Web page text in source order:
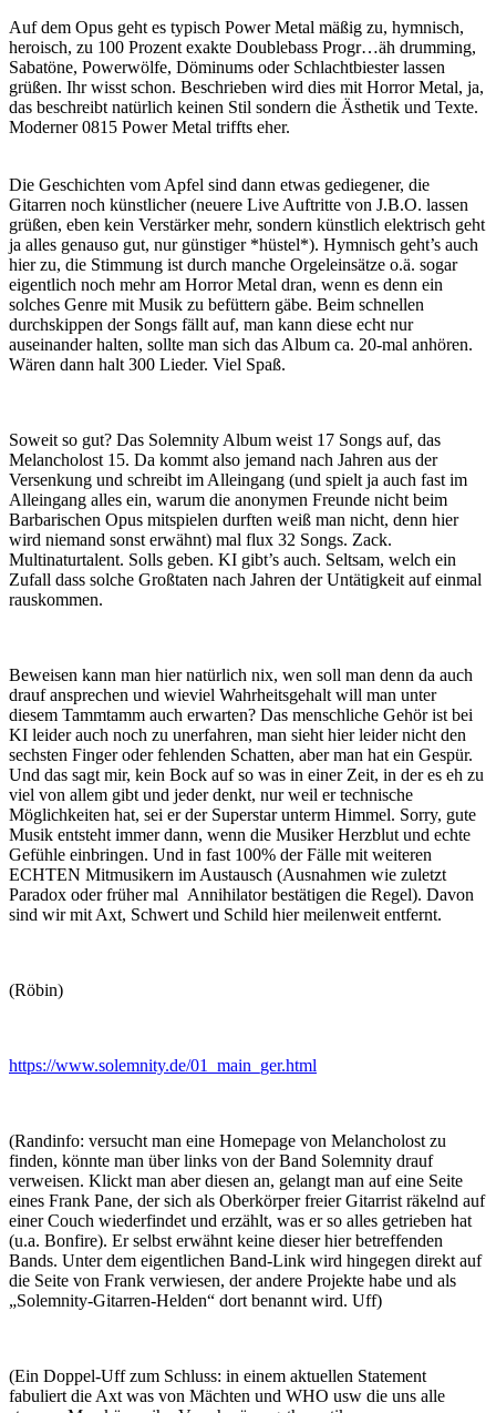
Auf dem Opus geht es typisch Power Metal mäßig zu, hymnisch,
heroisch, zu 100 Prozent exakte Doublebass Progr…äh drumming,
Sabatöne, Powerwölfe, Döminums oder Schlachtbiester lassen
grüßen. Ihr wisst schon. Beschrieben wird dies mit Horror Metal, ja,
das beschreibt natürlich keinen Stil sondern die Ästhetik und Texte.
Moderner 0815 Power Metal triffts eher.
Die Geschichten vom Apfel sind dann etwas gediegener, die
Gitarren noch künstlicher (neuere Live Auftritte von J.B.O. lassen
grüßen, eben kein Verstärker mehr, sondern künstlich elektrisch geht
ja alles genauso gut, nur günstiger *hüstel*). Hymnisch geht’s auch
hier zu, die Stimmung ist durch manche Orgeleinsätze o.ä. sogar
eigentlich noch mehr am Horror Metal dran, wenn es denn ein
solches Genre mit Musik zu befüttern gäbe. Beim schnellen
durchskippen der Songs fällt auf, man kann diese echt nur
auseinander halten, sollte man sich das Album ca. 20-mal anhören.
Wären dann halt 300 Lieder. Viel Spaß.
Soweit so gut? Das Solemnity Album weist 17 Songs auf, das
Melancholost 15. Da kommt also jemand nach Jahren aus der
Versenkung und schreibt im Alleingang (und spielt ja auch fast im
Alleingang alles ein, warum die anonymen Freunde nicht beim
Barbarischen Opus mitspielen durften weiß man nicht, denn hier
wird niemand sonst erwähnt) mal flux 32 Songs. Zack.
Multinaturtalent. Solls geben. KI gibt’s auch. Seltsam, welch ein
Zufall dass solche Großtaten nach Jahren der Untätigkeit auf einmal
rauskommen.
Beweisen kann man hier natürlich nix, wen soll man denn da auch
drauf ansprechen und wieviel Wahrheitsgehalt will man unter
diesem Tammtamm auch erwarten? Das menschliche Gehör ist bei
KI leider auch noch zu unerfahren, man sieht hier leider nicht den
sechsten Finger oder fehlenden Schatten, aber man hat ein Gespür.
Und das sagt mir, kein Bock auf so was in einer Zeit, in der es eh zu
viel von allem gibt und jeder denkt, nur weil er technische
Möglichkeiten hat, sei er der Superstar unterm Himmel. Sorry, gute
Musik entsteht immer dann, wenn die Musiker Herzblut und echte
Gefühle einbringen. Und in fast 100% der Fälle mit weiteren
ECHTEN Mitmusikern im Austausch (Ausnahmen wie zuletzt
Paradox oder früher mal Annihilator bestätigen die Regel). Davon
sind wir mit Axt, Schwert und Schild hier meilenweit entfernt.
(Röbin)
https://www.solemnity.de/01_main_ger.html
(Randinfo: versucht man eine Homepage von Melancholost zu
finden, könnte man über links von der Band Solemnity drauf
verweisen. Klickt man aber diesen an, gelangt man auf eine Seite
eines Frank Pane, der sich als Oberkörper freier Gitarrist räkelnd auf
einer Couch wiederfindet und erzählt, was er so alles getrieben hat
(u.a. Bonfire). Er selbst erwähnt keine dieser hier betreffenden
Bands. Unter dem eigentlichen Band-Link wird hingegen direkt auf
die Seite von Frank verwiesen, der andere Projekte habe und als
„Solemnity-Gitarren-Helden“ dort benannt wird. Uff)
(Ein Doppel-Uff zum Schluss: in einem aktuellen Statement
fabuliert die Axt was von Mächten und WHO usw die uns alle